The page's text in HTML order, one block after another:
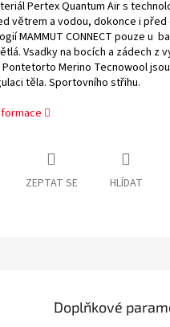
Pertex Quantum Air s
větrem a vodou, dokonce i před
MAMMUT CONNECT pouze u
Vsadky na bocích a zádech z
Merino Tecnowool
těla. Sportovního střihu.
ZEPTAT SE HLÍDAT
Doplňkové